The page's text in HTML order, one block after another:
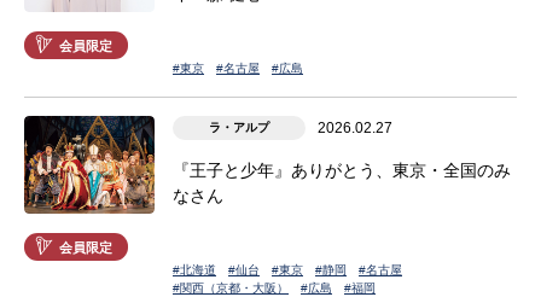
会員限定
#東京 #名古屋 #広島
会員限定
ラ・アルプ 2026.02.27
『王子と少年』ありがとう、東京・全国のみ
なさん
#北海道 #仙台 #東京 #静岡
#名古屋
#関西（京都・大阪）
#広島
#福岡